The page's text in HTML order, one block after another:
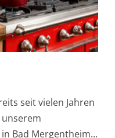
seit vielen Jahren
Bad Mergentheim...